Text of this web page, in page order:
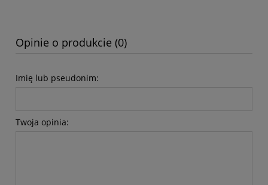
Opinie o produkcie (0)
Imię lub pseudonim:
Twoja opinia: